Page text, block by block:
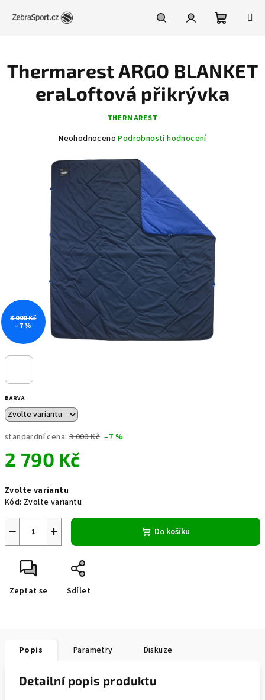
košík
BARVA
standardní cena: 3 000 Kč –7 %
2 790 Kč
cena:
Zvolte variantu
Kód: Zvolte variantu
+
− Do košíku
Zeptat se Sdílet
Thermarest ARGO BLANKET
eraLoftová přikrývka
THERMAREST
Průměrné
produktu
je
hvězdiček.
Neohodnoceno Podrobnosti hodnocení
3 000 Kč
–7 %
Popis Parametry Diskuze
Detailní popis produktu